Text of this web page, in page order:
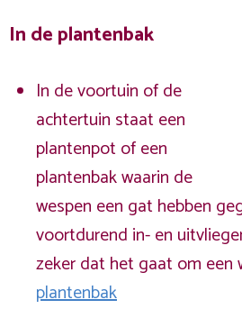
In de plantenbak
In de voortuin of de
achtertuin staat een
plantenpot of een
plantenbak waarin de
wespen een gat hebben
voortdurend in- en
zeker dat het gaat om een
plantenbak